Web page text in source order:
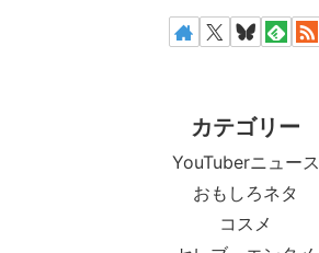
カテゴリー
YouTuberニュース
おもしろネタ
コスメ